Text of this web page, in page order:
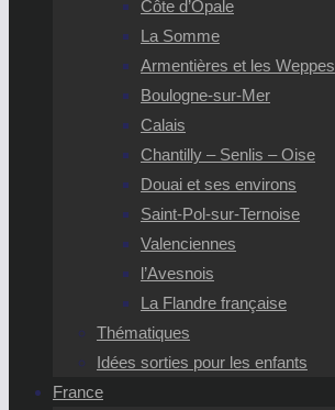
Côte d’Opale
La Somme
Armentières et les Weppes
Boulogne-sur-Mer
Calais
Chantilly – Senlis – Oise
Douai et ses environs
Saint-Pol-sur-Ternoise
Valenciennes
l’Avesnois
La Flandre française
Thématiques
Idées sorties pour les enfants
France